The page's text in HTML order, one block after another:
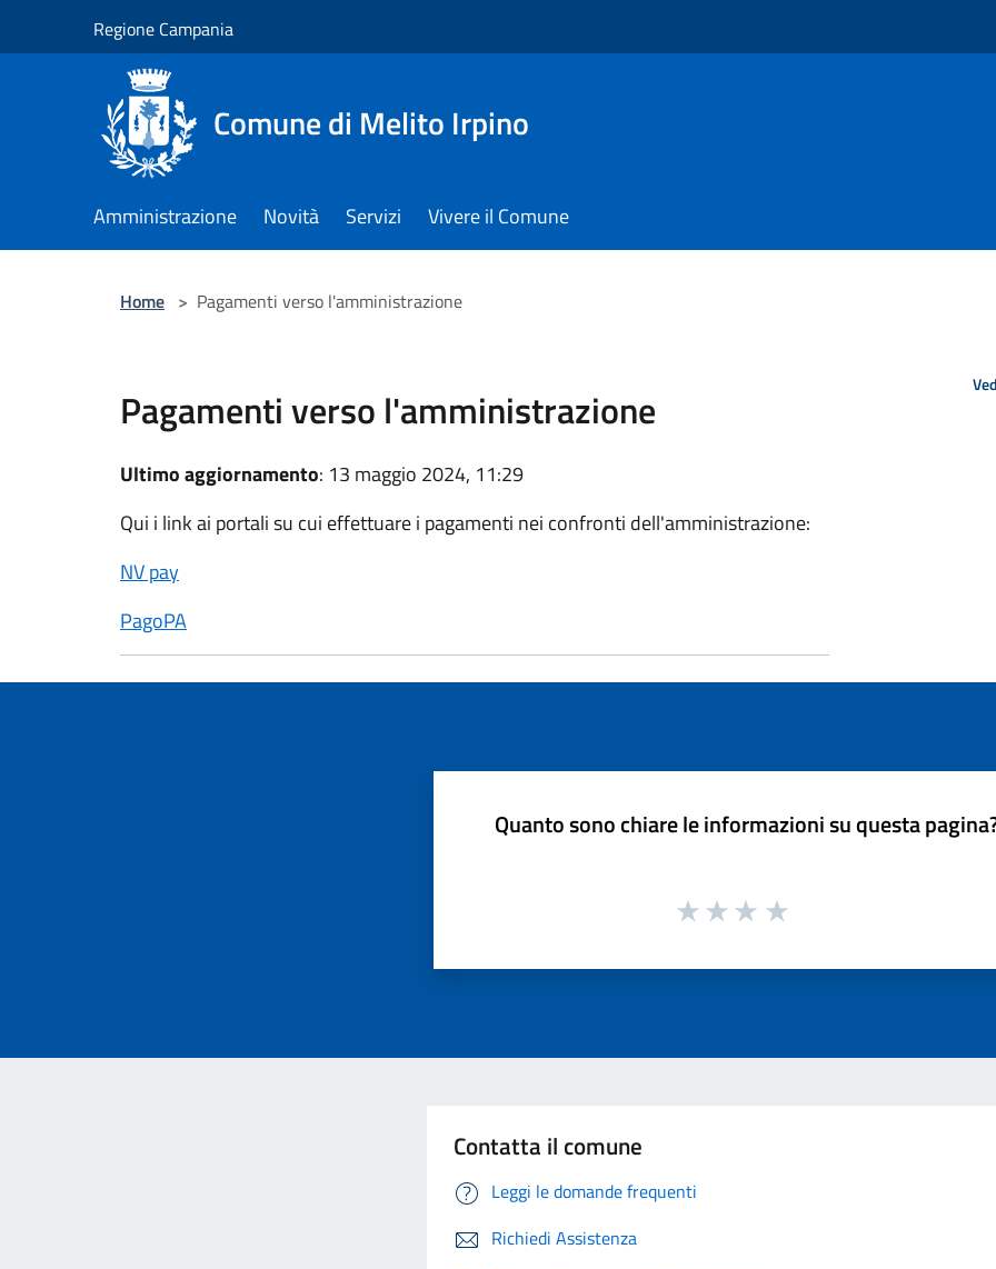
Regione Campania
Comune di Melito Irpino
Amministrazione Novità Servizi Vivere il Comune
Home > Pagamenti verso l'amministrazione
Pagamenti verso l'amministrazione
Ultimo aggiornamento: 13 maggio 2024, 11:29
Qui i link ai portali su cui effettuare i pagamenti nei confronti dell'amministrazione:
NV pay
PagoPA
Quanto sono chiare le informazioni su questa
Contatta il comune
Leggi le domande frequenti
Richiedi Assistenza